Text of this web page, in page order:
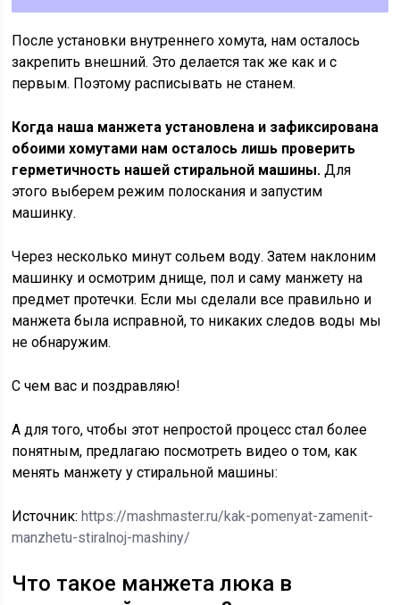
После установки внутреннего хомута, нам осталось
закрепить внешний. Это делается так же как и с
первым. Поэтому расписывать не станем.
Когда наша манжета установлена и зафиксирована
обоими хомутами нам осталось лишь проверить
герметичность нашей стиральной машины. Для
этого выберем режим полоскания и запустим
машинку.
Через несколько минут сольем воду. Затем наклоним
машинку и осмотрим днище, пол и саму манжету на
предмет протечки. Если мы сделали все правильно и
манжета была исправной, то никаких следов воды мы
не обнаружим.
С чем вас и поздравляю!
А для того, чтобы этот непростой процесс стал более
понятным, предлагаю посмотреть видео о том, как
менять манжету у стиральной машины:
Источник:https://mashmaster.ru/kak-pomenyat-zamenit-
manzhetu-stiralnoj-mashiny/
Что такое манжета люка в